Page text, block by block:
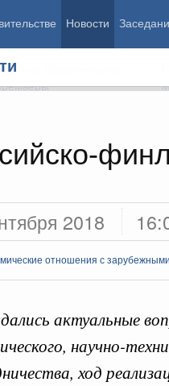
Новости
2018
отношения с
актуальные
научно-
ход
Правительства
Здоровье
Образование
Культура
Государство
программы